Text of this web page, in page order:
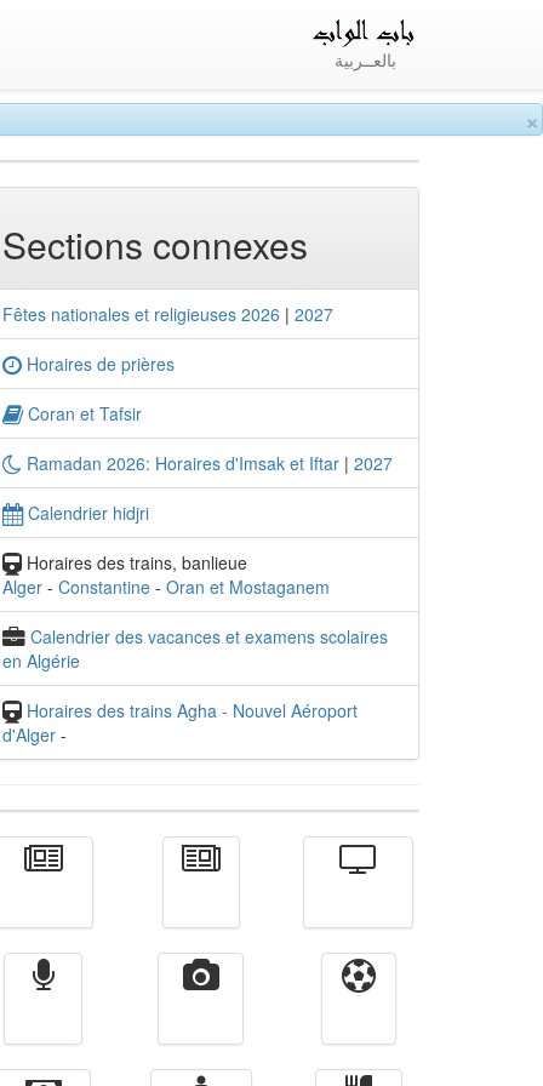
×
بالعــربية
Sections connexes
Fêtes nationales et religieuses 2026 | 2027
Horaires de prières
Coran et Tafsir
Ramadan 2026: Horaires d'Imsak et Iftar | 2027
Calendrier hidjri
Horaires des trains, banlieue
Alger - Constantine - Oran et Mostaganem
Calendrier des vacances et examens scolaires
en Algérie
Horaires des trains Agha - Nouvel Aéroport
d'Alger -